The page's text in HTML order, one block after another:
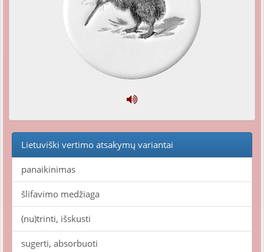
Lietuviški vertimo atsakymų variantai
panaikinimas
šlifavimo medžiaga
(nu)trinti, išskusti
sugerti, absorbuoti